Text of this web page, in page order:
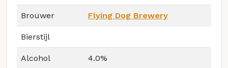
Brouwer Flying Dog Brewery
Bierstijl
Alcohol 4.0%